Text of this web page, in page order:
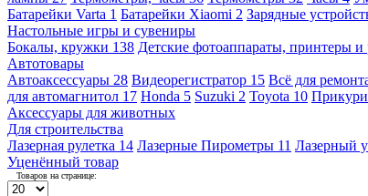
Батарейки Varta 1 Батарейки Xiaomi 2 Зарядные
Настольные игры и сувениры
Бокалы, кружки 138 Детские фотоаппараты, принтеры
Автотовары
Автоаксессуары 28 Видеорегистратор 15 Всё для
для автомагнитол 17 Honda 5 Suzuki 2 Toyota 10
Аксессуары для животных
Для строительства
Лазерная рулетка 14 Лазерные Пирометры 11 Лазерный
Уценённый товар
Товаров на странице: